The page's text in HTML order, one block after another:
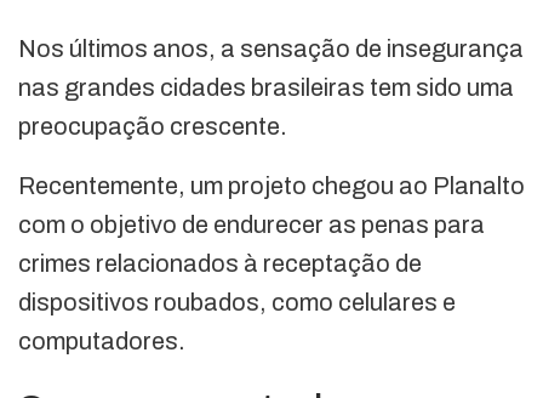
Nos últimos anos, a sensação de insegurança
nas grandes cidades brasileiras tem sido uma
preocupação crescente.
Recentemente, um projeto chegou ao Planalto
com o objetivo de endurecer as penas para
crimes relacionados à receptação de
dispositivos roubados, como celulares e
computadores.